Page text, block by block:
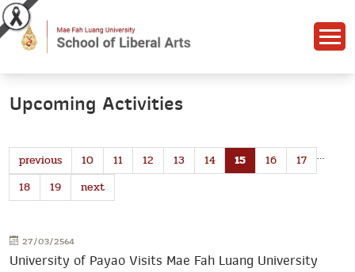
Upcoming Activities
previous …
10 11 12 13 14 15 16
17
18
19 next
27/03/2564
University of Payao Visits Mae Fah Luang University